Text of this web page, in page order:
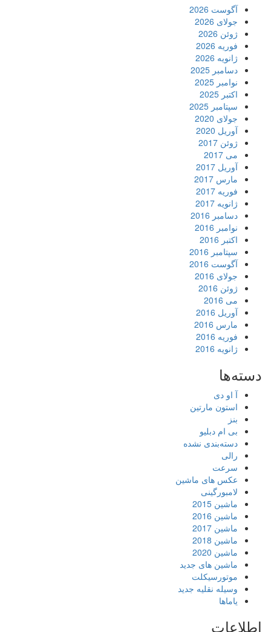
آگوست 2026
جولای 2026
ژوئن 2026
فوریه 2026
ژانویه 2026
دسامبر 2025
نوامبر 2025
اکتبر 2025
سپتامبر 2025
جولای 2020
آوریل 2020
ژوئن 2017
می 2017
آوریل 2017
مارس 2017
فوریه 2017
ژانویه 2017
دسامبر 2016
نوامبر 2016
اکتبر 2016
سپتامبر 2016
آگوست 2016
جولای 2016
ژوئن 2016
می 2016
آوریل 2016
مارس 2016
فوریه 2016
ژانویه 2016
دسته‌ها
آ او دی
استون مارتین
بنز
بی ام دبلیو
دسته‌بندی نشده
رالی
سرعت
عکس های ماشین
لامبورگینی
ماشین 2015
ماشین 2016
ماشین 2017
ماشین 2018
ماشین 2020
ماشین های جدید
موتورسیکلت
وسیله نقلیه جدید
یاماها
اطلاعات